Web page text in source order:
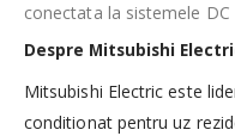
conectata la sistemele
Despre Mitsubishi
Mitsubishi Electric este
conditionat pentru uz